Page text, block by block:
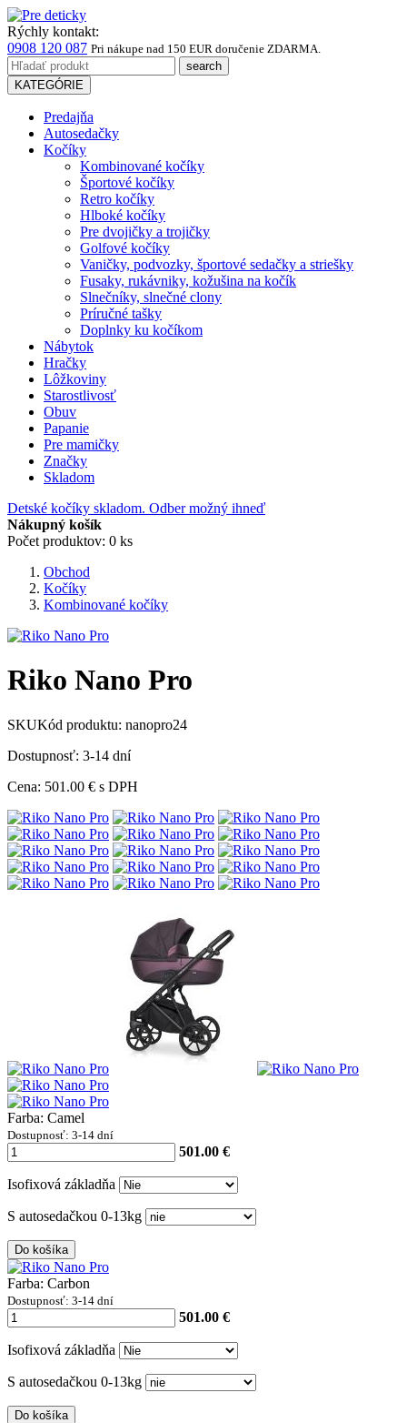
Rýchly kontakt:
0908 120 087 Pri nákupe nad 150 EUR doručenie ZDARMA.
KATEGÓRIE
Predajňa
Autosedačky
Kočíky
Kombinované kočíky
Športové kočíky
Retro kočíky
Hlboké kočíky
Pre dvojičky a trojičky
Golfové kočíky
Vaničky, podvozky, športové sedačky a striešky
Fusaky, rukávniky, kožušina na kočík
Slnečníky, slnečné clony
Príručné tašky
Doplnky ku kočíkom
Nábytok
Hračky
Lôžkoviny
Starostlivosť
Obuv
Papanie
Pre mamičky
Značky
Skladom
Detské kočíky skladom. Odber možný ihneď
Nákupný košík
Počet produktov: 0 ks
Obchod
Kočíky
Kombinované kočíky
Riko Nano Pro
SKUKód produktu: nanopro24
Dostupnosť: 3-14 dní
Cena: 501.00 € s DPH
Farba: Camel
Dostupnosť: 3-14 dní
501.00 €
Isofixová základňa
S autosedačkou 0-13kg
Do košíka
Farba: Carbon
Dostupnosť: 3-14 dní
501.00 €
Isofixová základňa
S autosedačkou 0-13kg
Do košíka